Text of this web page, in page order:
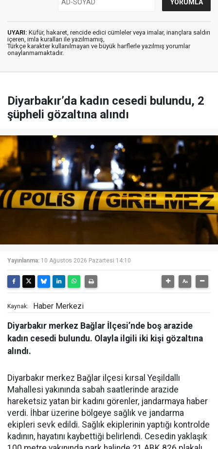
UYARI: Küfür, hakaret, rencide edici cümleler veya imalar, inançlara saldırı
içeren, imla kuralları ile yazılmamış,
Türkçe karakter kullanılmayan ve büyük harflerle yazılmış yorumlar
onaylanmamaktadır.
Diyarbakır’da kadın cesedi bulundu, 2
şüpheli gözaltına alındı
Yayınlanma: 10 Ağustos 2026 Pazartesi 14:10
Kaynak: Haber Merkezi
Diyarbakır merkez Bağlar İlçesi’nde boş arazide
kadın cesedi bulundu. Olayla ilgili iki kişi gözaltına
alındı.
Diyarbakır merkez Bağlar ilçesi kırsal Yeşildallı
Mahallesi yakınında sabah saatlerinde arazide
hareketsiz yatan bir kadını görenler, jandarmaya haber
verdi. İhbar üzerine bölgeye sağlık ve jandarma
ekipleri sevk edildi. Sağlık ekiplerinin yaptığı kontrolde
kadının, hayatını kaybettiği belirlendi. Cesedin yaklaşık